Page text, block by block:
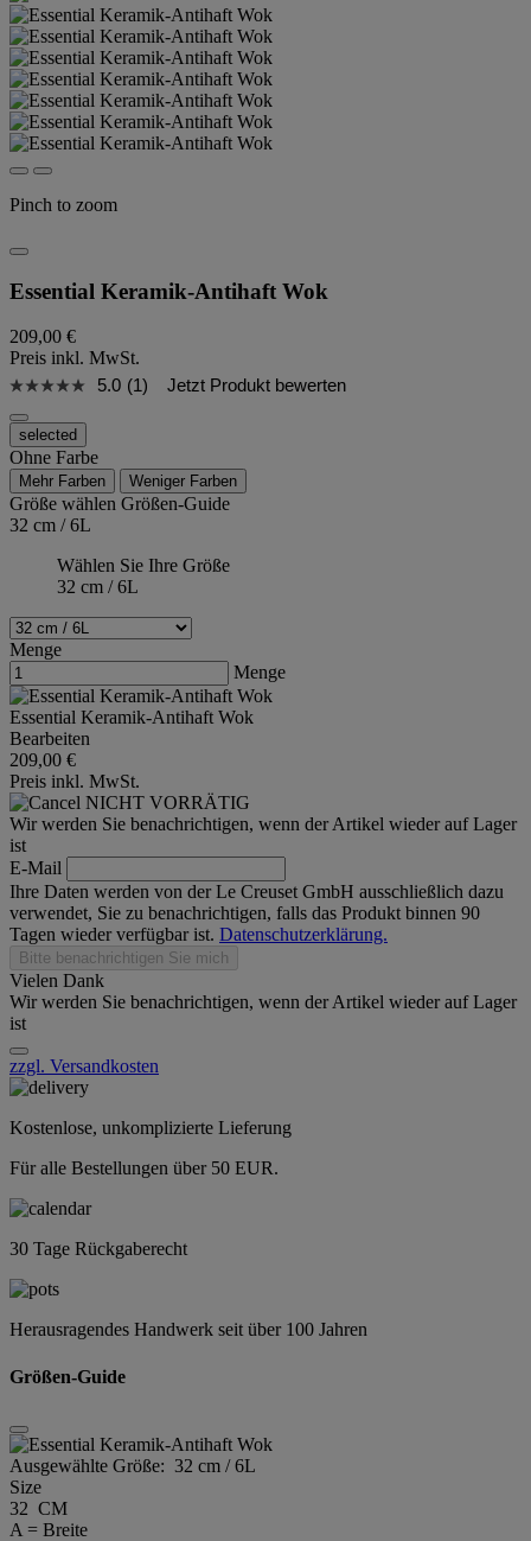
Pinch to zoom
Essential Keramik-Antihaft Wok
209,00 €
Preis inkl. MwSt.
5.0 (1) Jetzt Produkt bewerten
selected
Ohne Farbe
Mehr Farben Weniger Farben
Größe wählen Größen-Guide
32 cm / 6L
Wählen Sie Ihre Größe
32 cm / 6L
Menge
Menge
Essential Keramik-Antihaft Wok
Bearbeiten
209,00 €
Preis inkl. MwSt.
NICHT VORRÄTIG
Wir werden Sie benachrichtigen, wenn der Artikel wieder auf Lager
ist
E-Mail
Ihre Daten werden von der Le Creuset GmbH ausschließlich dazu
verwendet, Sie zu benachrichtigen, falls das Produkt binnen 90
Tagen wieder verfügbar ist. Datenschutzerklärung.
Bitte benachrichtigen Sie mich
Vielen Dank
Wir werden Sie benachrichtigen, wenn der Artikel wieder auf Lager
ist
zzgl. Versandkosten
Kostenlose, unkomplizierte Lieferung
Für alle Bestellungen über 50 EUR.
30 Tage Rückgaberecht
Herausragendes Handwerk seit über 100 Jahren
Größen-Guide
Ausgewählte Größe: 32 cm / 6L
Size
32 CM
A = Breite